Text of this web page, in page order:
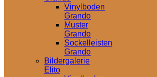
Vinylboden
Grando
Muster
Grando
Sockelleisten
Grando
Bildergalerie
Elito